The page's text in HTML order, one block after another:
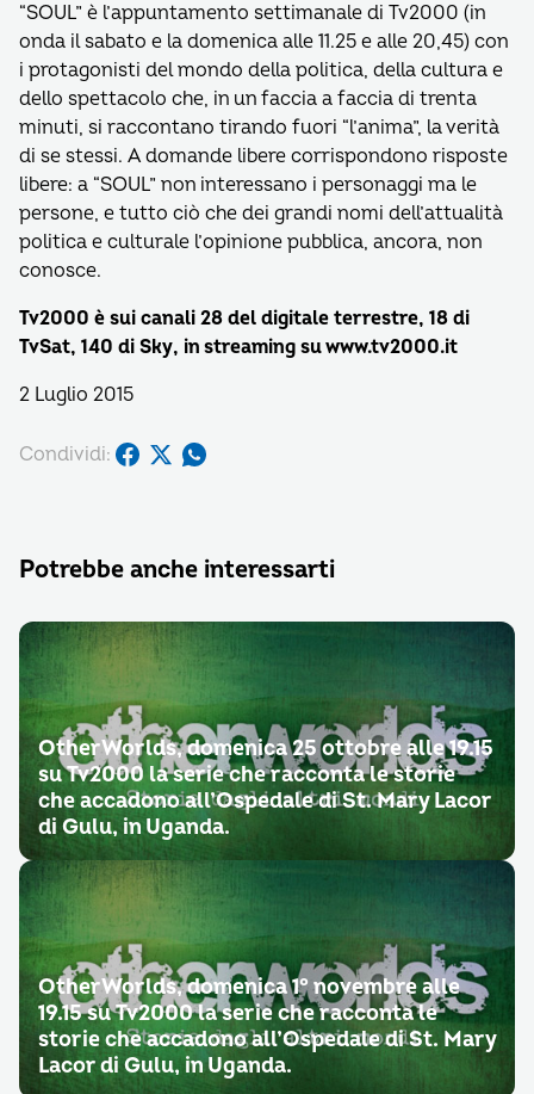
“SOUL” è l’appuntamento settimanale di Tv2000 (in
onda il sabato e la domenica alle 11.25 e alle 20,45) con
i protagonisti del mondo della politica, della cultura e
dello spettacolo che, in un faccia a faccia di trenta
minuti, si raccontano tirando fuori “l’anima”, la verità
di se stessi. A domande libere corrispondono risposte
libere: a “SOUL” non interessano i personaggi ma le
persone, e tutto ciò che dei grandi nomi dell’attualità
politica e culturale l’opinione pubblica, ancora, non
conosce.
Tv2000 è sui canali 28 del digitale terrestre, 18 di
TvSat, 140 di Sky, in streaming su www.tv2000.it
2 Luglio 2015
Condividi:
Potrebbe anche interessarti
OtherWorlds, domenica 25 ottobre alle 19.15
su Tv2000 la serie che racconta le storie
che accadono all’Ospedale di St. Mary Lacor
di Gulu, in Uganda.
OtherWorlds, domenica 1° novembre alle
19.15 su Tv2000 la serie che racconta le
storie che accadono all’Ospedale di St. Mary
Lacor di Gulu, in Uganda.